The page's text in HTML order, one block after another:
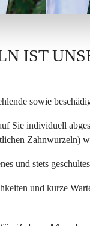
IST
sowie
Sie individuell
Zahnwurzeln)
und stets
und kurze